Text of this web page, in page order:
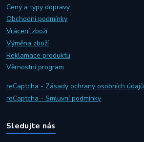
Ceny a typy dopravy
Obchodní podmínky
Vrácení zboží
Výměna zboží
Reklamace produktu
Věrnostní program
reCaptcha - Zásady ochrany osobních údajů
reCaptcha - Smluvní podmínky
Sledujte nás